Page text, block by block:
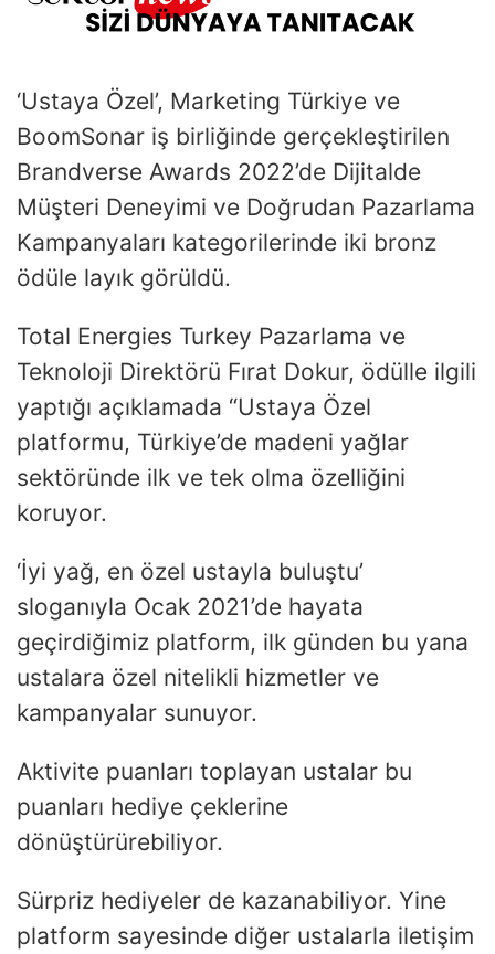
‘Ustaya Özel’, Marketing Türkiye ve
BoomSonar iş birliğinde gerçekleştirilen
Brandverse Awards 2022’de Dijitalde
Müşteri Deneyimi ve Doğrudan Pazarlama
Kampanyaları kategorilerinde iki bronz
ödüle layık görüldü.
Total Energies Turkey Pazarlama ve
Teknoloji Direktörü Fırat Dokur, ödülle ilgili
yaptığı açıklamada “Ustaya Özel
platformu, Türkiye’de madeni yağlar
sektöründe ilk ve tek olma özelliğini
koruyor.
‘İyi yağ, en özel ustayla buluştu’
sloganıyla Ocak 2021’de hayata
geçirdiğimiz platform, ilk günden bu yana
ustalara özel nitelikli hizmetler ve
kampanyalar sunuyor.
Aktivite puanları toplayan ustalar bu
puanları hediye çeklerine
dönüştürürebiliyor.
Sürpriz hediyeler de kazanabiliyor. Yine
platform sayesinde diğer ustalarla iletişim